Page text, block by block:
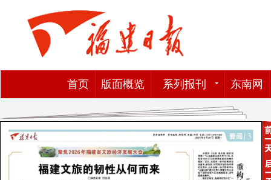
首页 版面概览 系列报刊 东南网